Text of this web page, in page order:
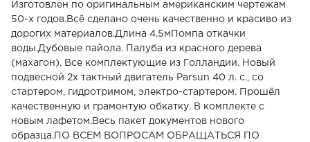
Изготовлен по оригинальным американским чертежам
50-х годов.Всё сделано очень качественно и красиво из
дорогих материалов.Длина 4.5мПомпа откачки
воды.Дубовые пайола. Палуба из красного дерева
(махагон). Все комплектующие из Голландии. Новый
подвесной 2х тактный двигатель Parsun 40 л. с., со
стартером, гидротримом, электро-стартером. Прошёл
качественную и грамонтую обкатку. В комплекте с
новым лафетом.Весь пакет документов нового
образца.ПО ВСЕМ ВОПРОСАМ ОБРАЩАТЬСЯ ПО